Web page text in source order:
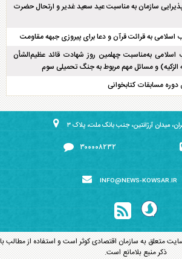
سازمان به مناسبت عید سعید غدیر و ارتحال حضرت
اسلامی به قرائت قرآن و دعا برای پیروزی جبهه مقاومت
اسلامی به‌مناسبت چهلمین روز شهادت قائد عظیم‌الشأن
و مسائل مهم مربوط به جنگ تحمیلی سوم
دوره مسابقات کتابخوانی
میدان آرژانتین، جنب بانک ملت، پلاک ۳
۳۰۰۰۰۸۲۳۲
INFO@NEWS-KOWSAR.IR
متعلق به سازمان اقتصادی کوثر است و استفاده از مطالب با
ذکر منبع بلامانع است.